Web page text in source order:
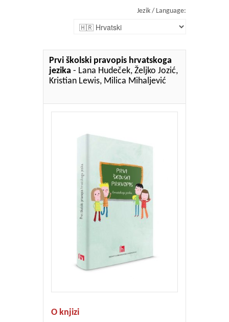
Jezik / Language:
Prvi školski pravopis hrvatskoga
jezika - Lana Hudeček, Željko Jozić,
Kristian Lewis, Milica Mihaljević
O knjizi